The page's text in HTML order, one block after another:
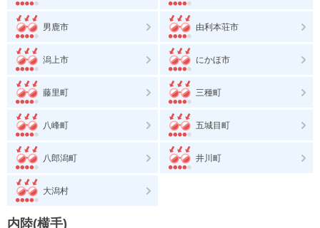
男鹿市 由利本荘市
潟上市 にかほ市
藤里町 三種町
八峰町 五城目町
八郎潟町 井川町
大潟村
内陸(横手)